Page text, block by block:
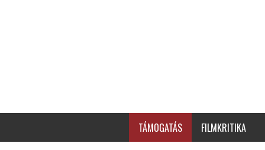
TÁMOGATÁS FILMKRITIKA